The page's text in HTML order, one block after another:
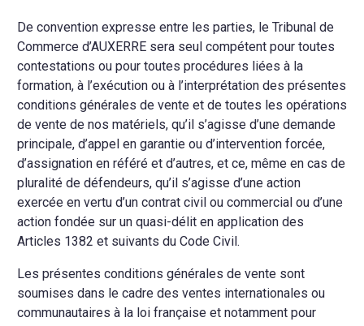
De convention expresse entre les parties, le Tribunal de
Commerce d’AUXERRE sera seul compétent pour toutes
contestations ou pour toutes procédures liées à la
formation, à l’exécution ou à l’interprétation des présentes
conditions générales de vente et de toutes les opérations
de vente de nos matériels, qu’il s’agisse d’une demande
principale, d’appel en garantie ou d’intervention forcée,
d’assignation en référé et d’autres, et ce, même en cas de
pluralité de défendeurs, qu’il s’agisse d’une action
exercée en vertu d’un contrat civil ou commercial ou d’une
action fondée sur un quasi-délit en application des
Articles 1382 et suivants du Code Civil.
Les présentes conditions générales de vente sont
soumises dans le cadre des ventes internationales ou
communautaires à la loi française et notamment pour